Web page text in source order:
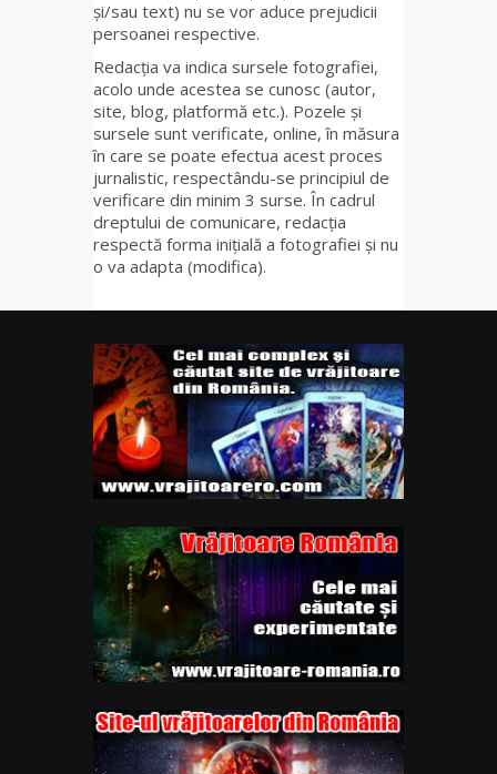
și/sau text) nu se vor aduce prejudicii
persoanei respective.
Redacția va indica sursele fotografiei,
acolo unde acestea se cunosc (autor,
site, blog, platformă etc.). Pozele și
sursele sunt verificate, online, în măsura
în care se poate efectua acest proces
jurnalistic, respectându-se principiul de
verificare din minim 3 surse. În cadrul
dreptului de comunicare, redacția
respectă forma inițială a fotografiei și nu
o va adapta (modifica).